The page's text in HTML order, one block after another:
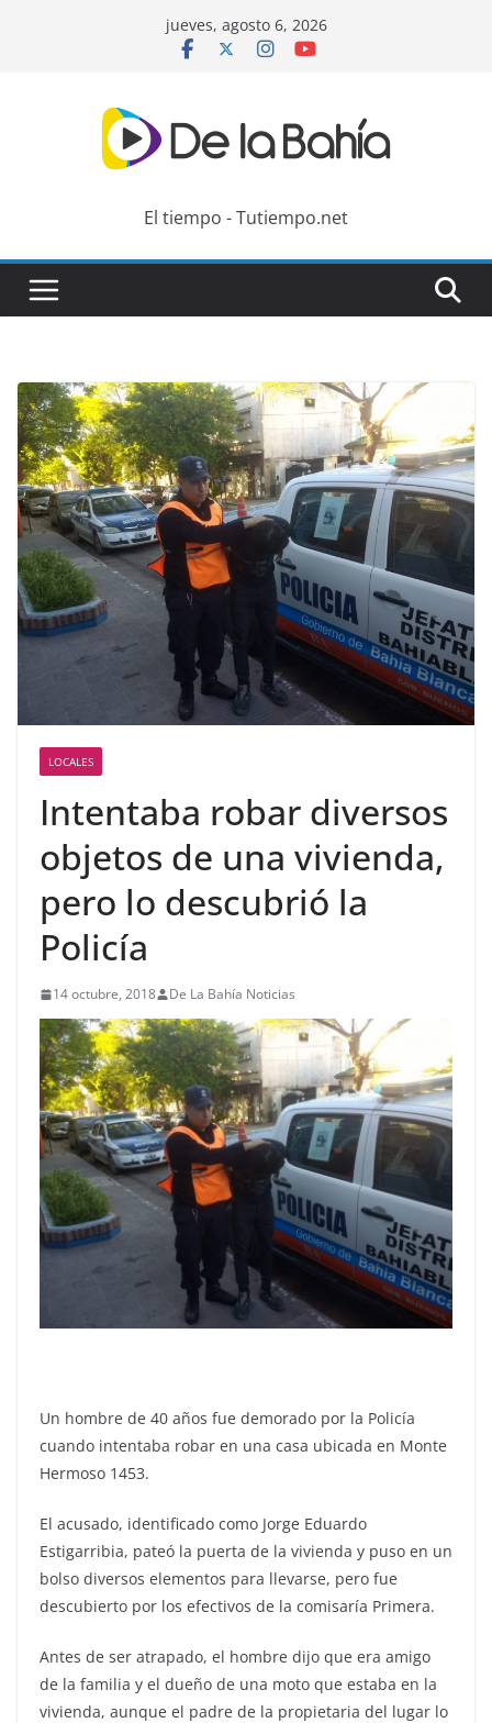
jueves, agosto 6, 2026
El tiempo - Tutiempo.net
LOCALES
Intentaba robar diversos
objetos de una vivienda,
pero lo descubrió la
Policía
14 octubre, 2018 De La Bahía Noticias
Un hombre de 40 años fue demorado por la Policía
cuando intentaba robar en una casa ubicada en Monte
Hermoso 1453.
El acusado, identificado como Jorge Eduardo
Estigarribia, pateó la puerta de la vivienda y puso en un
bolso diversos elementos para llevarse, pero fue
descubierto por los efectivos de la comisaría Primera.
Antes de ser atrapado, el hombre dijo que era amigo
de la familia y el dueño de una moto que estaba en la
vivienda, aunque el padre de la propietaria del lugar lo